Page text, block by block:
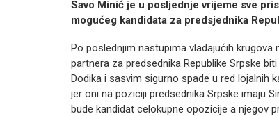
Savo Minić je u posljednje vrijeme sve
mogućeg kandidata za predsjednika
Po poslednjim nastupima vladajućih krugova
partnera za predsednika Republike Srpske
Dodika i sasvim sigurno spade u red lojalnih
jer oni na poziciji predsednika Srpske imaju
bude kandidat celokupne opozicije a njegov